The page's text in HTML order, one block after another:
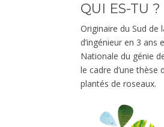
QUI ES-TU ?
Originaire du Sud de
d’ingénieur en 3 ans
Nationale du génie
le cadre d’une
plantés de roseaux.